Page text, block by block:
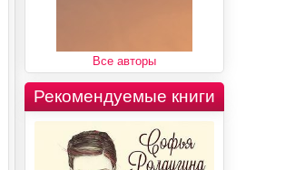
Все авторы
Рекомендуемые книги